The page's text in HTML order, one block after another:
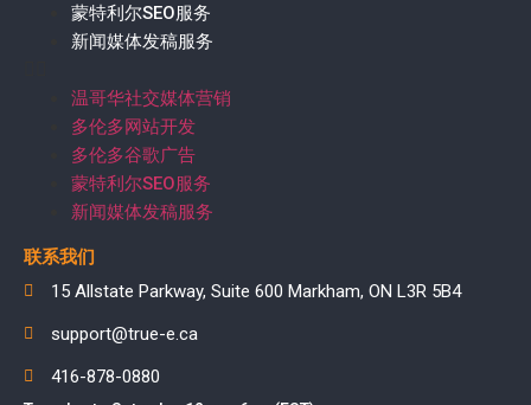
蒙特利尔SEO服务
新闻媒体发稿服务
温哥华社交媒体营销
多伦多网站开发
多伦多谷歌广告
蒙特利尔SEO服务
新闻媒体发稿服务
联系我们
15 Allstate Parkway, Suite 600 Markham, ON L3R 5B4
support@true-e.ca
416-878-0880